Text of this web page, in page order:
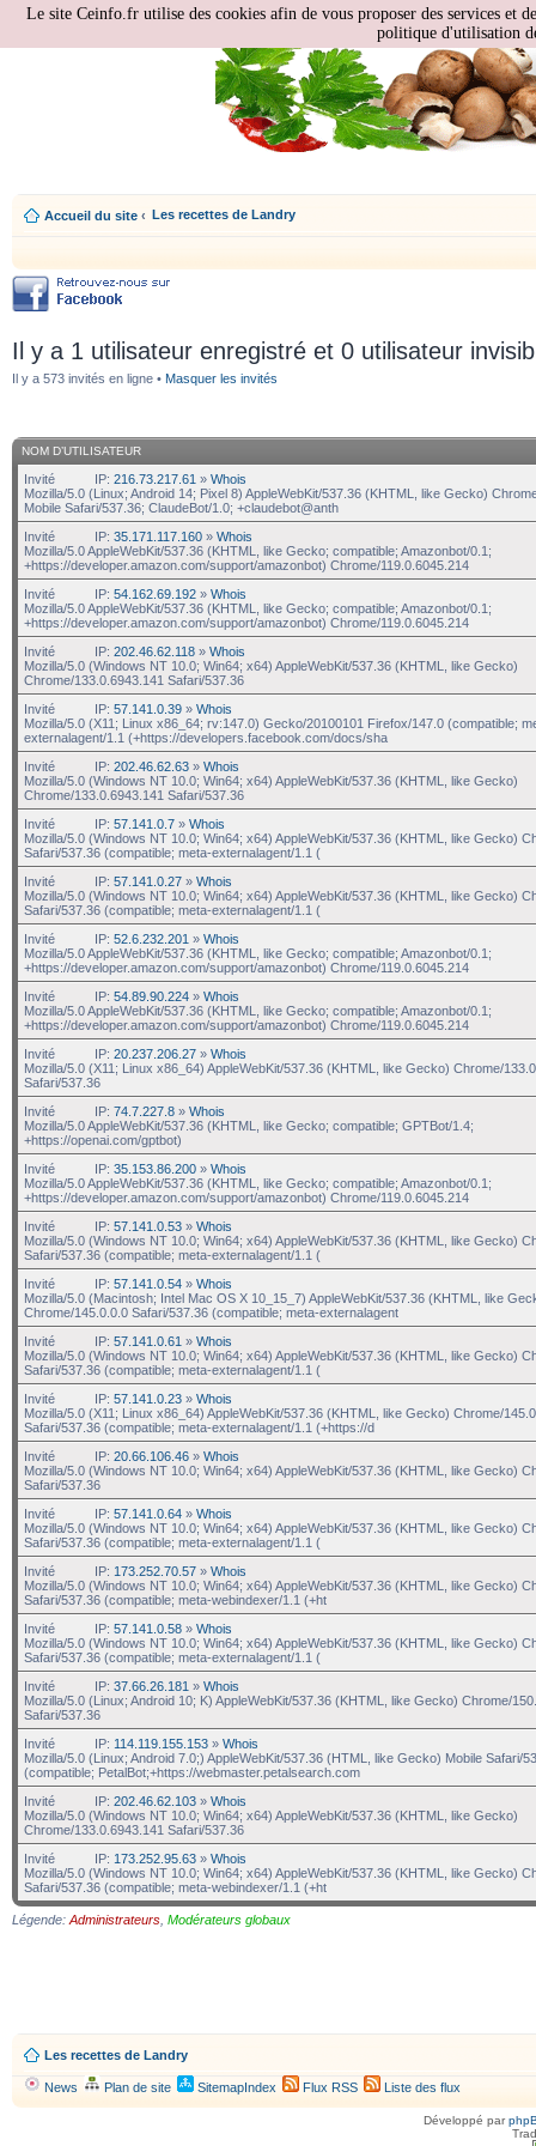
Accueil du site ‹ Les recettes de Landry
Il y a 1 utilisateur enregistré et 0 utilisateur
Il y a 573 invités en ligne • Masquer les invités
NOM D’UTILISATEUR
Invité IP: 216.73.217.61 » Whois
Mozilla/5.0 (Linux; Android 14; Pixel 8) AppleWebKit/537.36 (KHTML, like Gecko)
Mobile Safari/537.36; ClaudeBot/1.0; +claudebot@anth
Invité
IP: 35.171.117.160 » Whois
Mozilla/5.0 AppleWebKit/537.36 (KHTML, like Gecko; compatible; Amazonbot/0.1;
+https://developer.amazon.com/support/amazonbot) Chrome/119.0.6045.214
Invité
IP: 54.162.69.192 » Whois
Mozilla/5.0 AppleWebKit/537.36 (KHTML, like Gecko; compatible; Amazonbot/0.1;
+https://developer.amazon.com/support/amazonbot) Chrome/119.0.6045.214
Invité
IP: 202.46.62.118 » Whois
Mozilla/5.0 (Windows NT 10.0; Win64; x64) AppleWebKit/537.36 (KHTML, like Gecko)
Chrome/133.0.6943.141 Safari/537.36
Invité
IP: 57.141.0.39 » Whois
Mozilla/5.0 (X11; Linux x86_64; rv:147.0) Gecko/20100101 Firefox/147.0 (compatible;
externalagent/1.1 (+https://developers.facebook.com/docs/sha
Invité
IP: 202.46.62.63 » Whois
Mozilla/5.0 (Windows NT 10.0; Win64; x64) AppleWebKit/537.36 (KHTML, like Gecko)
Chrome/133.0.6943.141 Safari/537.36
Invité
IP: 57.141.0.7 » Whois
Mozilla/5.0 (Windows NT 10.0; Win64; x64) AppleWebKit/537.36 (KHTML, like Gecko)
Safari/537.36 (compatible; meta-externalagent/1.1 (
Invité
IP: 57.141.0.27 » Whois
Mozilla/5.0 (Windows NT 10.0; Win64; x64) AppleWebKit/537.36 (KHTML, like Gecko)
Safari/537.36 (compatible; meta-externalagent/1.1 (
Invité
IP: 52.6.232.201 » Whois
Mozilla/5.0 AppleWebKit/537.36 (KHTML, like Gecko; compatible; Amazonbot/0.1;
+https://developer.amazon.com/support/amazonbot) Chrome/119.0.6045.214
Invité
IP: 54.89.90.224 » Whois
Mozilla/5.0 AppleWebKit/537.36 (KHTML, like Gecko; compatible; Amazonbot/0.1;
+https://developer.amazon.com/support/amazonbot) Chrome/119.0.6045.214
Invité
IP: 20.237.206.27 » Whois
Mozilla/5.0 (X11; Linux x86_64) AppleWebKit/537.36 (KHTML, like Gecko) Chrome/
Safari/537.36
Invité
IP: 74.7.227.8 » Whois
Mozilla/5.0 AppleWebKit/537.36 (KHTML, like Gecko; compatible; GPTBot/1.4;
+https://openai.com/gptbot)
Invité
IP: 35.153.86.200 » Whois
Mozilla/5.0 AppleWebKit/537.36 (KHTML, like Gecko; compatible; Amazonbot/0.1;
+https://developer.amazon.com/support/amazonbot) Chrome/119.0.6045.214
Invité
IP: 57.141.0.53 » Whois
Mozilla/5.0 (Windows NT 10.0; Win64; x64) AppleWebKit/537.36 (KHTML, like Gecko)
Safari/537.36 (compatible; meta-externalagent/1.1 (
Invité
IP: 57.141.0.54 » Whois
Mozilla/5.0 (Macintosh; Intel Mac OS X 10_15_7) AppleWebKit/537.36 (KHTML, like
Chrome/145.0.0.0 Safari/537.36 (compatible; meta-externalagent
Invité
IP: 57.141.0.61 » Whois
Mozilla/5.0 (Windows NT 10.0; Win64; x64) AppleWebKit/537.36 (KHTML, like Gecko)
Safari/537.36 (compatible; meta-externalagent/1.1 (
Invité
IP: 57.141.0.23 » Whois
Mozilla/5.0 (X11; Linux x86_64) AppleWebKit/537.36 (KHTML, like Gecko) Chrome/
Safari/537.36 (compatible; meta-externalagent/1.1 (+https://d
Invité
IP: 20.66.106.46 » Whois
Mozilla/5.0 (Windows NT 10.0; Win64; x64) AppleWebKit/537.36 (KHTML, like Gecko)
Safari/537.36
Invité
IP: 57.141.0.64 » Whois
Mozilla/5.0 (Windows NT 10.0; Win64; x64) AppleWebKit/537.36 (KHTML, like Gecko)
Safari/537.36 (compatible; meta-externalagent/1.1 (
Invité
IP: 173.252.70.57 » Whois
Mozilla/5.0 (Windows NT 10.0; Win64; x64) AppleWebKit/537.36 (KHTML, like Gecko)
Safari/537.36 (compatible; meta-webindexer/1.1 (+ht
Invité
IP: 57.141.0.58 » Whois
Mozilla/5.0 (Windows NT 10.0; Win64; x64) AppleWebKit/537.36 (KHTML, like Gecko)
Safari/537.36 (compatible; meta-externalagent/1.1 (
Invité
IP: 37.66.26.181 » Whois
Mozilla/5.0 (Linux; Android 10; K) AppleWebKit/537.36 (KHTML, like Gecko) Chrome/
Safari/537.36
Invité
IP: 114.119.155.153 » Whois
Mozilla/5.0 (Linux; Android 7.0;) AppleWebKit/537.36 (HTML, like Gecko) Mobile Safari/
(compatible; PetalBot;+https://webmaster.petalsearch.com
Invité
IP: 202.46.62.103 » Whois
Mozilla/5.0 (Windows NT 10.0; Win64; x64) AppleWebKit/537.36 (KHTML, like Gecko)
Chrome/133.0.6943.141 Safari/537.36
Invité
IP: 173.252.95.63 » Whois
Mozilla/5.0 (Windows NT 10.0; Win64; x64) AppleWebKit/537.36 (KHTML, like Gecko)
Safari/537.36 (compatible; meta-webindexer/1.1 (+ht
Légende: Administrateurs Modérateurs globaux
Les recettes de Landry
News Plan de site SitemapIndex Flux RSS Liste des flux
Développé par
Le site Ceinfo.fr utilise des cookies afin de vous proposer des services et
politique d'utilisation